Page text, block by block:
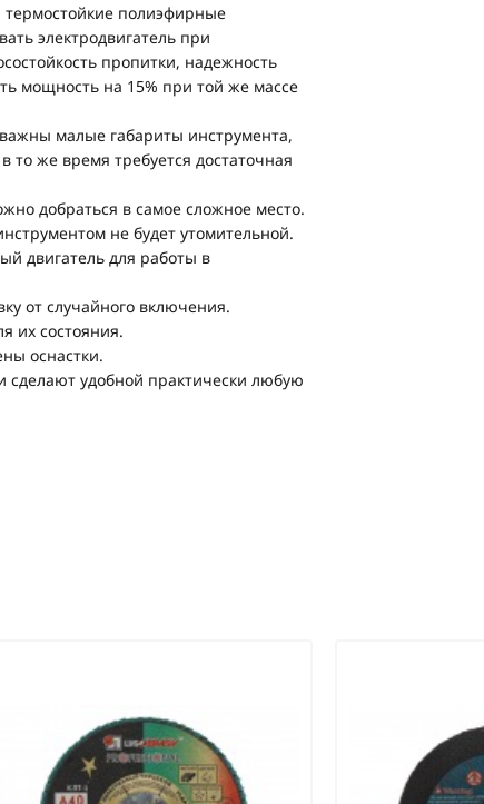
полиэфирные
электродвигатель при
пропитки, надежность
мощность на 15% при той же массе
малые габариты инструмента,
то же время требуется достаточная
добраться в самое сложное место.
не будет утомительной.
двигатель для работы в
от случайного включения.
их состояния.
оснастки.
сделают удобной практически любую